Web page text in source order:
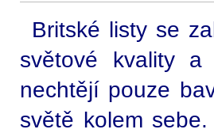
Britské listy se
světové kvality
nechtějí pouze
světě kolem